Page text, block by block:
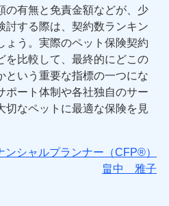
の有無と免責金額などが、少
討する際は、契約数ランキン
ょう。実際のペット保険契約
を比較して、最終的にどこの
という重要な指標の一つにな
ポート体制や各社独自のサー
切なペットに最適な保険を見
ンシャルプランナー（CFP®）
畠中 雅子